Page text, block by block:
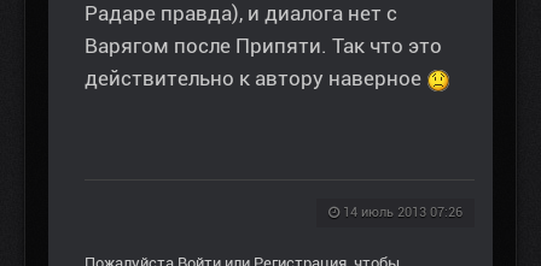
Радаре правда), и диалога нет с
Варягом после Припяти. Так что это
действительно к автору наверное
14 июль 2013 07:26